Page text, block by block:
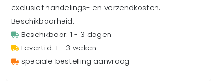
exclusief handelings- en verzendkosten.
Beschikbaarheid:
Beschikbaar: 1 - 3 dagen
Levertijd: 1 - 3 weken
speciale bestelling aanvraag